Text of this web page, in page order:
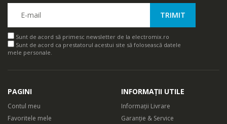
Sunt de acord să primesc newsletter de la electromix.ro
Sunt de acord ca prestatorul acestui site să folosească datele
mele personale.
PAGINI
Contul meu
Favoritele mele
INFORMAȚII UTILE
Informații Livrare
Garanție & Service